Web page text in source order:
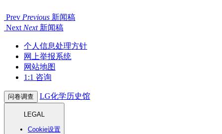
Prev Previous 新闻稿
Next Next 新闻稿
个人信息处理方针
网上举报系统
网站地图
1:1 咨询
问卷调查 LG化学历史馆
LEGAL
Cookie设置